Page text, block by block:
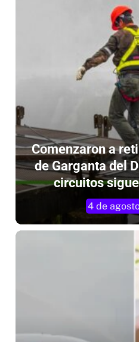
Comenzaron a
de Garganta del
circuitos
4 de